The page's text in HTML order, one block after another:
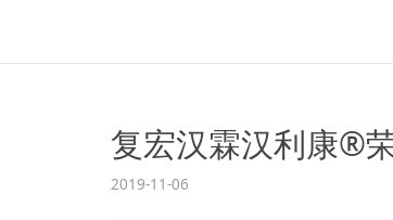
复宏汉霖汉利康®
2019-11-06